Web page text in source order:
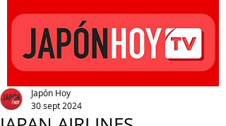
Japón Hoy
30 sept 2024